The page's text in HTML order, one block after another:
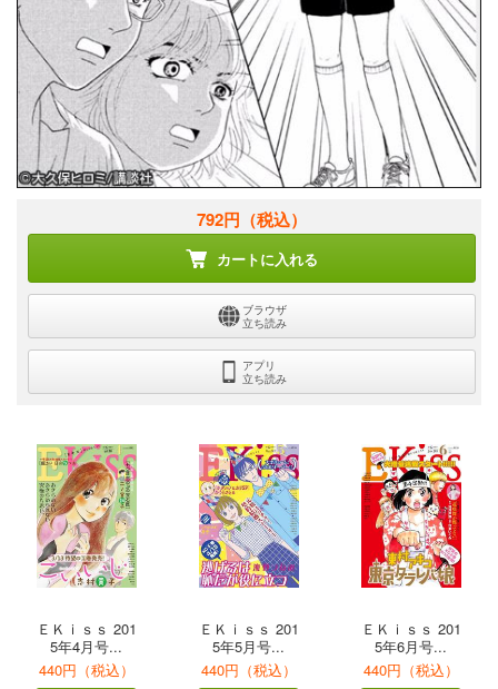
792円 （税込）
カートに入れる
ブラウザ
立ち読み
アプリ
立ち読み
ＥＫｉｓｓ 201
5年4月号...
440円（税込）
ＥＫｉｓｓ 201
5年5月号...
440円（税込）
ＥＫｉｓｓ 201
5年6月号...
440円（税込）